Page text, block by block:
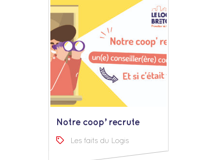
Notre coop’ recrute
Les faits du Logis